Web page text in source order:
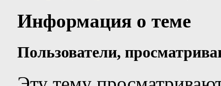
Информация о теме
Пользователи,